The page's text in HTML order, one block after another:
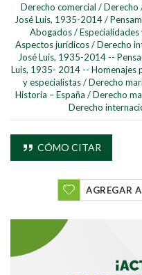
Derecho comercial / Derecho
José Luis, 1935-2014/
Abogados /
Aspectos jurídicos/Derecho
José Luis, 1935-2014 --
Luis, 1935- 2014 -- Homenajes
y especialistas / Derecho
Historia – España /Derecho
Derecho
CÓMO CITAR
AGREGAR